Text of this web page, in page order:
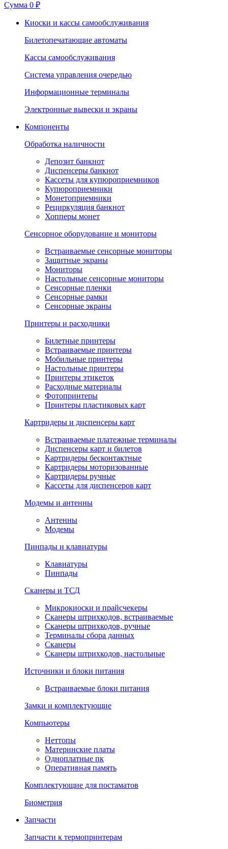
Сумма 0 ₽
Киоски и кассы самообслуживания
Билетопечатающие автоматы
Кассы самообслуживания
Система управления очередью
Информационные терминалы
Электронные вывески и экраны
Компоненты
Обработка наличности
Депозит банкнот
Диспенсеры банкнот
Кассеты для купюроприемников
Купюроприемники
Монетоприемники
Рециркуляция банкнот
Хопперы монет
Сенсорное оборудование и мониторы
Встраиваемые сенсорные мониторы
Защитные экраны
Мониторы
Настольные сенсорные мониторы
Сенсорные пленки
Сенсорные рамки
Сенсорные экраны
Принтеры и расходники
Билетные принтеры
Встраиваемые принтеры
Мобильные принтеры
Настольные принтеры
Принтеры этикеток
Расходные материалы
Фотопринтеры
Принтеры пластиковых карт
Картридеры и диспенсеры карт
Встраиваемые платежные терминалы
Диспенсеры карт и билетов
Картридеры бесконтактные
Картридеры моторизованные
Картридеры ручные
Кассеты для диспенсеров карт
Модемы и антенны
Антенны
Модемы
Пинпады и клавиатуры
Клавиатуры
Пинпады
Сканеры и ТСД
Микрокиоски и прайсчекеры
Сканеры штрихкодов, встраиваемые
Сканеры штрихкодов, ручные
Терминалы сбора данных
Сканеры
Сканеры штрихкодов, настольные
Источники и блоки питания
Встраиваемые блоки питания
Замки и комплектующие
Компьютеры
Неттопы
Материнские платы
Одноплатные пк
Оперативная память
Комплектующие для постаматов
Биометрия
Запчасти
Запчасти к термопринтерам